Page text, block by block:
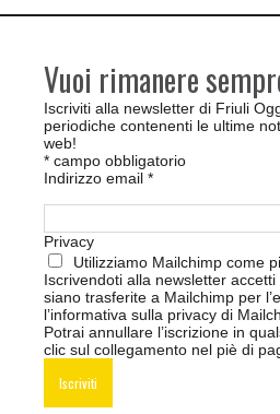
Vuoi rimanere
Iscriviti alla newsletter di Friuli
periodiche contenenti le ultime
web!
* campo obbligatorio
Indirizzo email *
Privacy
Utilizziamo Mailchimp come
Iscrivendoti alla newsletter
siano trasferite a Mailchimp per
l’informativa sulla privacy di
Potrai annullare l’iscrizione in
clic sul collegamento nel piè di